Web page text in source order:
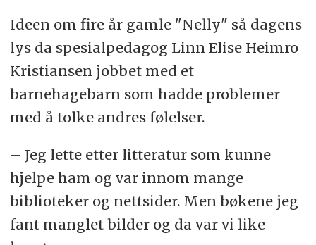
Ideen om fire år gamle "Nelly" så dagens
lys da spesialpedagog Linn Elise Heimro
Kristiansen jobbet med et
barnehagebarn som hadde problemer
med å tolke andres følelser.
– Jeg lette etter litteratur som kunne
hjelpe ham og var innom mange
biblioteker og nettsider. Men bøkene jeg
fant manglet bilder og da var vi like